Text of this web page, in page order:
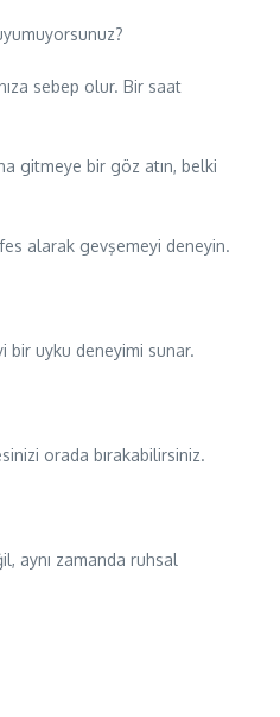
sebep olur. Bir saat
gitmeye bir göz atın, belki
alarak gevşemeyi deneyin.
bir uyku deneyimi sunar.
orada bırakabilirsiniz.
aynı zamanda ruhsal